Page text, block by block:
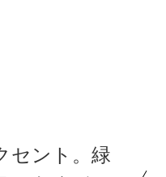
セント。緑